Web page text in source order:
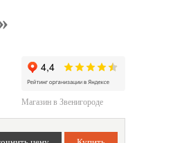
Магазин в Звенигороде